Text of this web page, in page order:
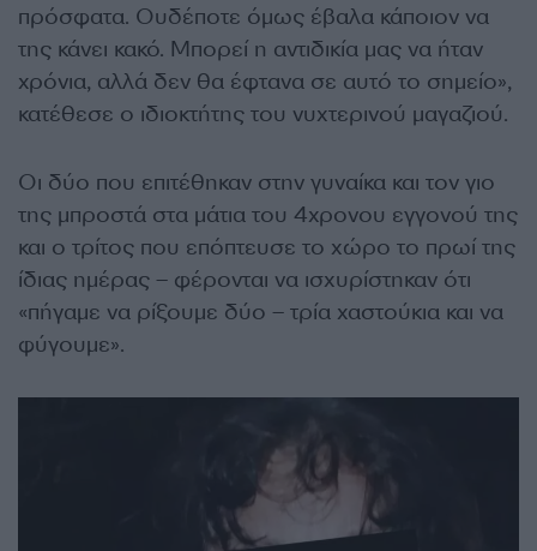
πρόσφατα. Ουδέποτε όμως έβαλα κάποιον να
της κάνει κακό. Μπορεί η αντιδικία μας να ήταν
χρόνια, αλλά δεν θα έφτανα σε αυτό το σημείο»,
κατέθεσε ο ιδιοκτήτης του νυχτερινού μαγαζιού.
Οι δύο που επιτέθηκαν στην γυναίκα και τον γιο
της μπροστά στα μάτια του 4χρονου εγγονού της
και ο τρίτος που επόπτευσε το χώρο το πρωί της
ίδιας ημέρας – φέρονται να ισχυρίστηκαν ότι
«πήγαμε να ρίξουμε δύο – τρία χαστούκια και να
φύγουμε».